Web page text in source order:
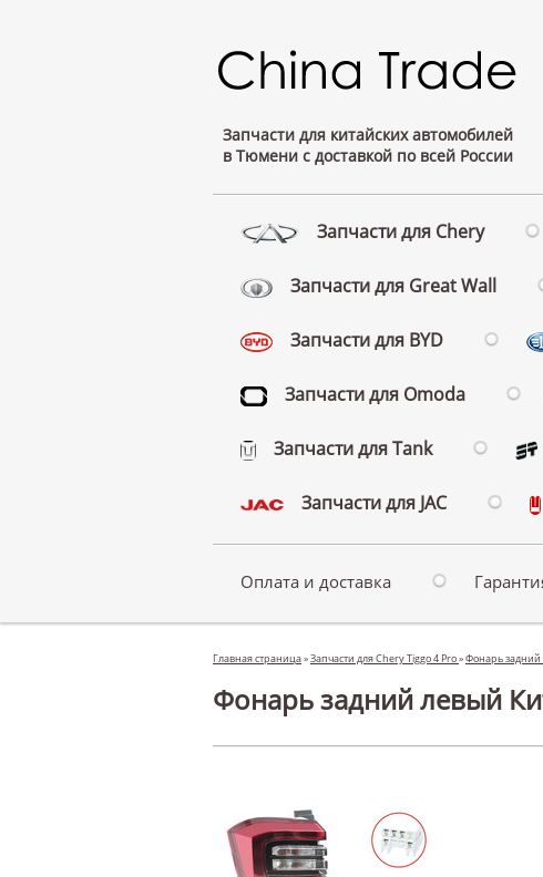
Запчасти для китайских автомобилей
в Тюмени с доставкой по всей России
Запчасти для Chery
Запчасти для Great Wall
Запчасти для BYD
Запчасти для Omoda
Запчасти для Tank
Запчасти для JAC
Оплата и доставка
Главная страница»Запчасти для Chery Tiggo 4 Pro»Фонарь задний
Фонарь задний левый